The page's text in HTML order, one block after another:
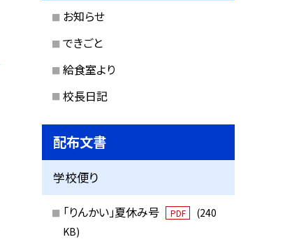
お知らせ
できごと
給食室より
校長日記
配布文書
学校便り
「りんかい」夏休み号 PDF
(240
KB)